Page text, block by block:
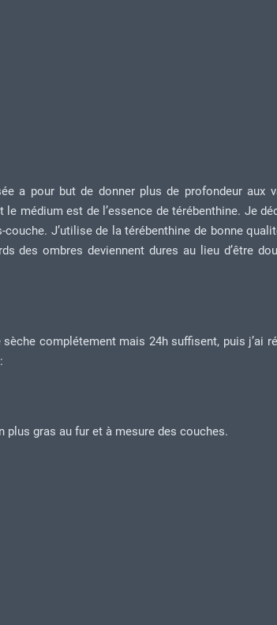
a pour but de donner plus de profondeur aux
médium est de l’essence de térébenthine. Je
J’utilise de la térébenthine de bonne
des ombres deviennent dures au lieu d’être
complétement mais 24h suffisent, puis j’ai
plus gras au fur et à mesure des couches.